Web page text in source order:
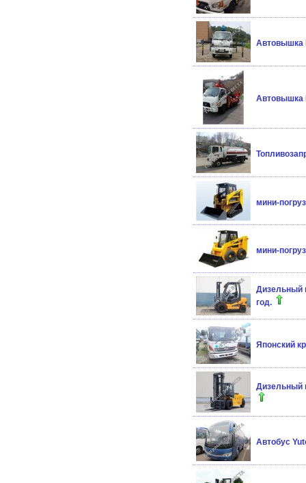
Автовышка
Автовышка
мини-
мини-
Дизельный
год.
Японский
Дизельный
Автобус